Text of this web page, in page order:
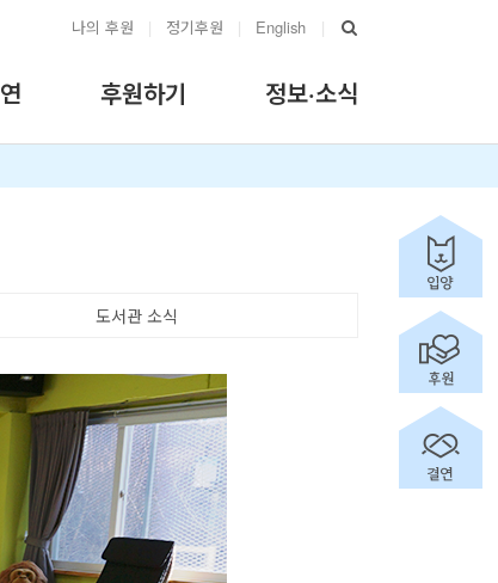
나의 후원 | 정기후원 | English |
후원하기 정보·소식
도서관 소식